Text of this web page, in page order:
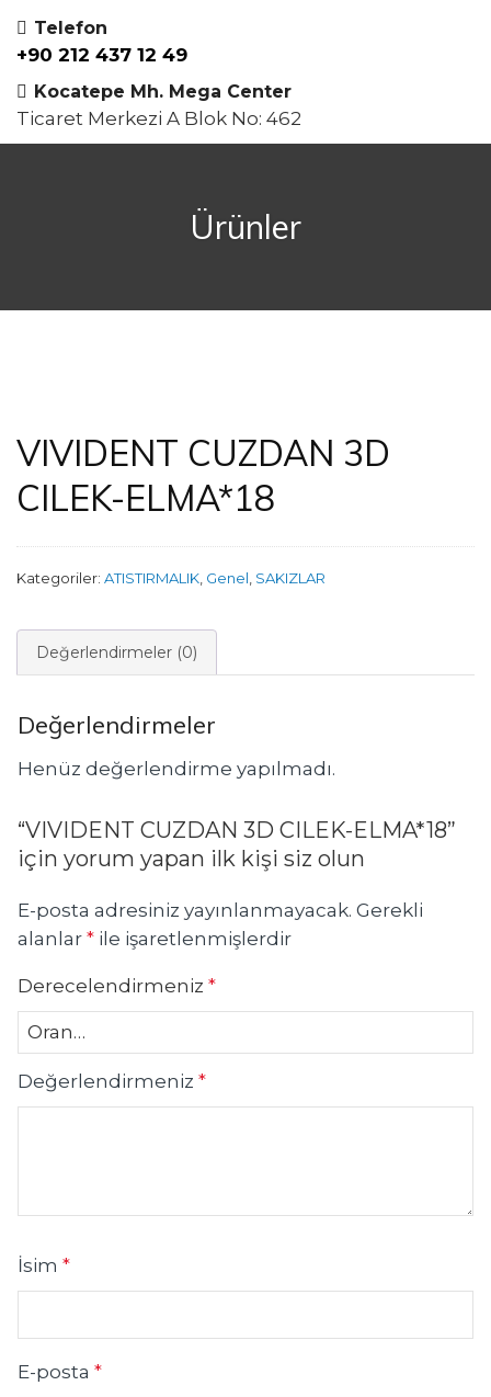
Telefon
+90 212 437 12 49
Kocatepe Mh. Mega Center
Ticaret Merkezi A Blok No: 462
Ürünler
VIVIDENT CUZDAN 3D
CILEK-ELMA*18
Kategoriler: ATISTIRMALIK Genel SAKIZLAR
Değerlendirmeler (0)
Değerlendirmeler
Henüz değerlendirme yapılmadı.
“VIVIDENT CUZDAN 3D CILEK-ELMA*18”
için yorum yapan ilk kişi siz olun
E-posta adresiniz yayınlanmayacak. Gerekli
alanlar * ile işaretlenmişlerdir
Derecelendirmeniz *
Değerlendirmeniz *
İsim *
E-posta *